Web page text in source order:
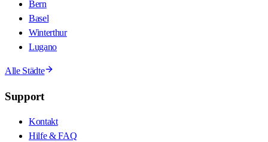
Bern
Basel
Winterthur
Lugano
Alle Städte
Support
Kontakt
Hilfe & FAQ